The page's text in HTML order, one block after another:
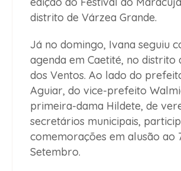
distrito de Várzea Grande.
Já no domingo, Ivana seguiu
agenda em Caetité, no distrito
dos Ventos. Ao lado do
Aguiar, do vice-prefeito
primeira-dama Hildete, de
secretários municipais,
comemorações em alusão ao
Setembro.